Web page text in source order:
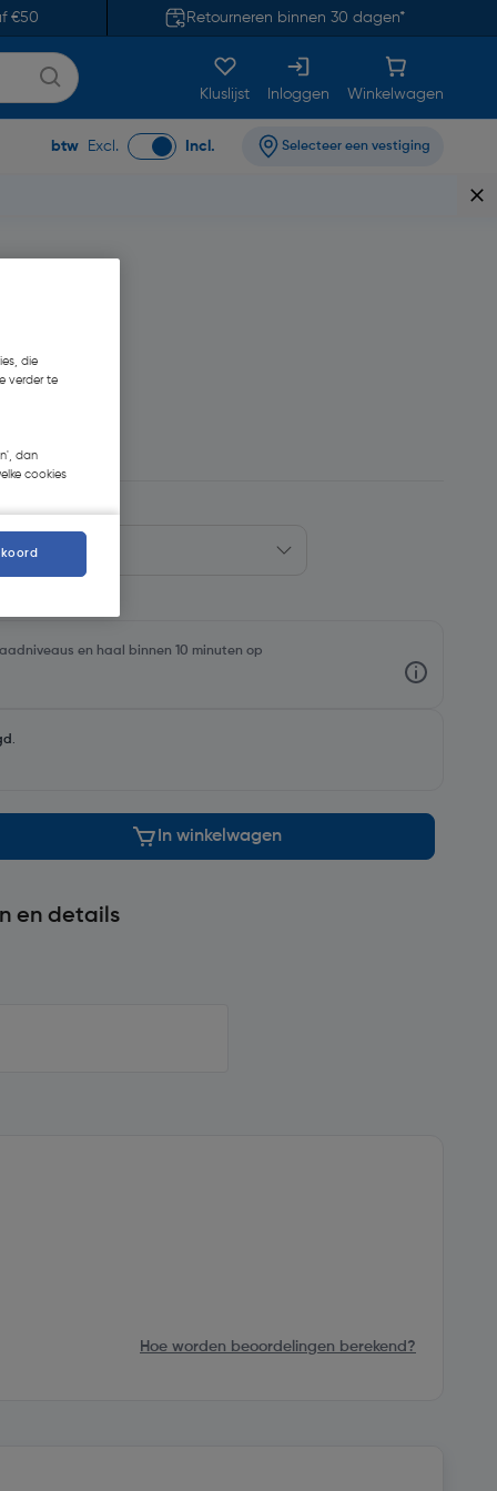
€50 Retourneren binnen 30 dagen*
Kluslijst Inloggen Winkelwagen
btw Excl. Incl. Selecteer een vestiging
en haal binnen 10 minuten op
.
In winkelwagen
en details
Hoe worden beoordelingen berekend?
die
verder te
dan
cookies